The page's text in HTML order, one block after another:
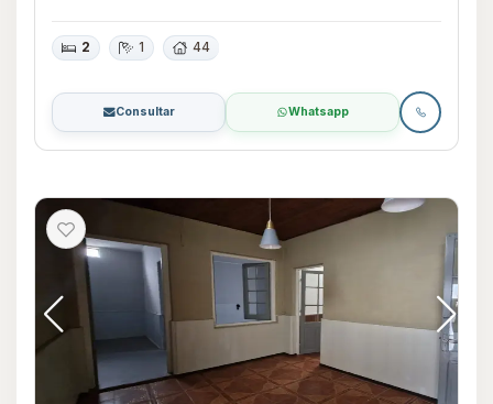
2 1 44
Consultar Whatsapp